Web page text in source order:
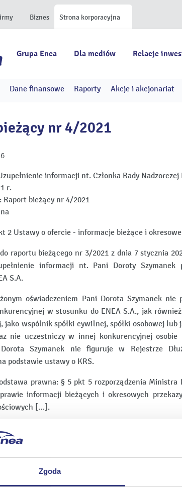
Zgoda
Biznes Strona korporacyjna
Grupa Enea Dla mediów Relacje
Dane finansowe Raporty Akcje i akcjonariat
nr 4/2021
informacji nt. Członka Rady Nadzorczej
r.
Raport bieżący nr 4/2021
2 Ustawy o ofercie - informacje bieżące i okresowe
raportu bieżącego nr 3/2021 z dnia 7 stycznia
informacji nt. Pani Doroty Szymanek
S.A.
oświadczeniem Pani Dorota Szymanek
w stosunku do ENEA S.A., jak
jako wspólnik spółki cywilnej, spółki osobowej lub
nie uczestniczy w innej konkurencyjnej osobie
Szymanek nie figuruje w Rejestrze
podstawie ustawy o KRS.
prawna: § 5 pkt 5 rozporządzenia
informacji bieżących i okresowych
[…].